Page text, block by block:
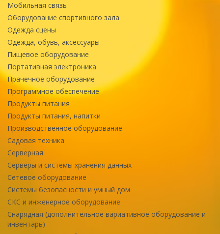
Мобильная связь
Оборудование спортивного зала
Одежда сцены
Одежда, обувь, аксессуары
Пищевое оборудование
Портативная электроника
Прачечное оборудование
Программное обеспечение
Продукты питания
Продукты питания, напитки
Производственное оборудование
Садовая техника
Серверная
Серверы и системы хранения данных
Сетевое оборудование
Системы безопасности и умный дом
СКС и инженерное оборудование
Снарядная (дополнительное вариативное оборудование и
инвентарь)